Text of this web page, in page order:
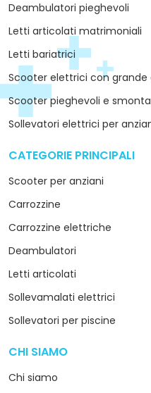
Deambulatori pieghevoli
Letti articolati matrimoniali
Letti bariatrici
Scooter elettrici con
Scooter pieghevoli e
Sollevatori elettrici per
CATEGORIE PRINCIPALI
Scooter per anziani
Carrozzine
Carrozzine elettriche
Deambulatori
Letti articolati
Sollevamalati elettrici
Sollevatori per piscine
CHI SIAMO
Chi siamo